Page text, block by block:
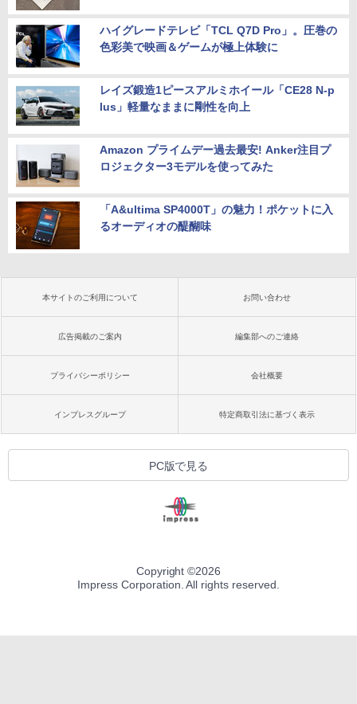
ハイグレードテレビ「TCL Q7D Pro」。圧巻の
色彩美で映画＆ゲームが極上体験に
レイズ鍛造1ピースアルミホイール「CE28 N-p
lus」軽量なままに剛性を向上
Amazon プライムデー過去最安! Anker注目プ
ロジェクター3モデルを使ってみた
「A&ultima SP4000T」の魅力！ポケットに入
るオーディオの醍醐味
本サイトのご利用について お問い合わせ
広告掲載のご案内 編集部へのご連絡
プライバシーポリシー 会社概要
インプレスグループ 特定商取引法に基づく表示
PC版で見る
Copyright ©2026
Impress Corporation. All rights reserved.